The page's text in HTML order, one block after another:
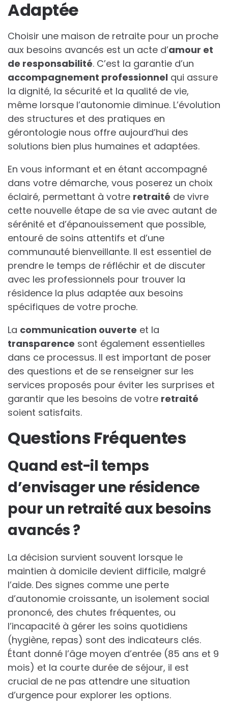
Adaptée
Choisir une maison de retraite pour un proche
aux besoins avancés est un acte d’amour et
de responsabilité. C’est la garantie d’un
accompagnement professionnel qui assure
la dignité, la sécurité et la qualité de vie,
même lorsque l’autonomie diminue. L’évolution
des structures et des pratiques en
gérontologie nous offre aujourd’hui des
solutions bien plus humaines et adaptées.
En vous informant et en étant accompagné
dans votre démarche, vous poserez un choix
éclairé, permettant à votre retraité de vivre
cette nouvelle étape de sa vie avec autant de
sérénité et d’épanouissement que possible,
entouré de soins attentifs et d’une
communauté bienveillante. Il est essentiel de
prendre le temps de réfléchir et de discuter
avec les professionnels pour trouver la
résidence la plus adaptée aux besoins
spécifiques de votre proche.
La communication ouverte et la
transparence sont également essentielles
dans ce processus. Il est important de poser
des questions et de se renseigner sur les
services proposés pour éviter les surprises et
garantir que les besoins de votre retraité
soient satisfaits.
Questions Fréquentes
Quand est-il temps
d’envisager une résidence
pour un retraité aux besoins
avancés ?
La décision survient souvent lorsque le
maintien à domicile devient difficile, malgré
l’aide. Des signes comme une perte
d’autonomie croissante, un isolement social
prononcé, des chutes fréquentes, ou
l’incapacité à gérer les soins quotidiens
(hygiène, repas) sont des indicateurs clés.
Étant donné l’âge moyen d’entrée (85 ans et 9
mois) et la courte durée de séjour, il est
crucial de ne pas attendre une situation
d’urgence pour explorer les options.